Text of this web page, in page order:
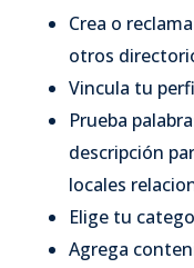
Crea o
otros
Vincula tu
Prueba
descripción
locales
Elige tu
Agrega